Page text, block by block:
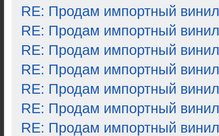
RE: Продам импортный винил
RE: Продам импортный винил
RE: Продам импортный винил
RE: Продам импортный винил
RE: Продам импортный винил
RE: Продам импортный винил
RE: Продам импортный винил